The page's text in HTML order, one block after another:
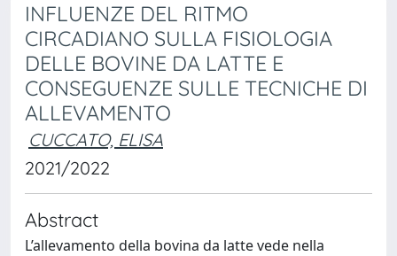
INFLUENZE DEL RITMO
CIRCADIANO SULLA FISIOLOGIA
DELLE BOVINE DA LATTE E
CONSEGUENZE SULLE TECNICHE DI
ALLEVAMENTO
CUCCATO, ELISA
2021/2022
Abstract
L’allevamento della bovina da latte vede nella